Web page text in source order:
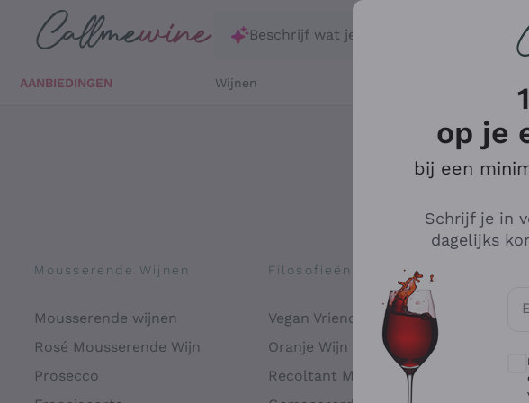
Ga direct naar de hoofdinhoud
Beschrijf wat je zoekt
AANBIEDINGEN Wijnen
Mousserende Wijnen
Mousserende wijnen
Rosé Mousserende Wijn
Prosecco
Filosofieën
Vegan Vriendelijk
Oranje Wijn
Recoltant Manipulant
op je
bij een
Schrijf je in
dagelijks